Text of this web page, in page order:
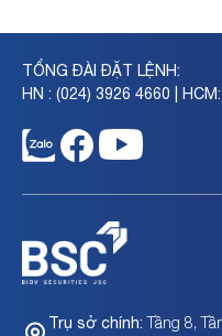
TỔNG ĐÀI ĐẶT LỆNH:
HN : (024) 3926 4660 |
Trụ sở chính: Tầng 8,